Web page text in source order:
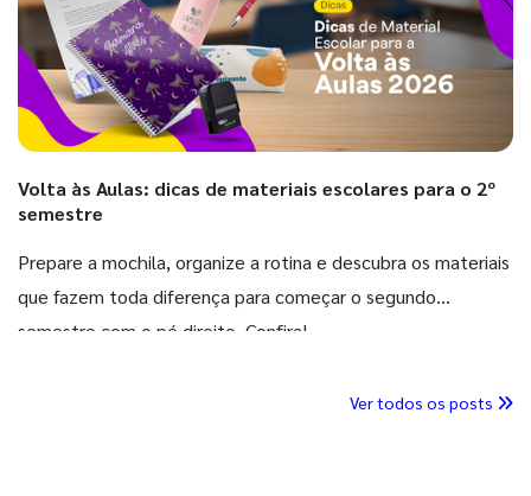
Volta às Aulas: dicas de materiais escolares para o 2º
semestre
Prepare a mochila, organize a rotina e descubra os materiais
que fazem toda diferença para começar o segundo
semestre com o pé direito. Confira!
Ver todos os posts